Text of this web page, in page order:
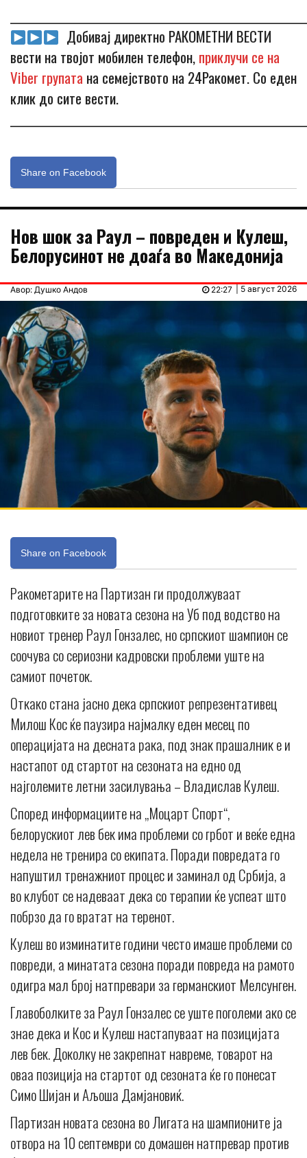
Добивај директно РАКОМЕТНИ ВЕСТИ
вести на твојот мобилен телефон,приклучи се на
Viber групата на семејството на 24Ракомет. Со еден
клик до сите вести.
Share on Facebook
Нов шок за Раул – повреден и Кулеш,
Белорусинот не доаѓа во Македонија
Авор: Душко Андов | 5 август 2026
22:27
Share on Facebook
Ракометарите на Партизан ги продолжуваат
подготовките за новата сезона на Уб под водство на
новиот тренер Раул Гонзалес, но српскиот шампион се
соочува со сериозни кадровски проблеми уште на
самиот почеток.
Откако стана јасно дека српскиот репрезентативец
Милош Кос ќе паузира најмалку еден месец по
операцијата на десната рака, под знак прашалник е и
настапот од стартот на сезоната на едно од
најголемите летни засилувања – Владислав Кулеш.
Според информациите на „Моцарт Спорт“,
белорускиот лев бек има проблеми со грбот и веќе една
недела не тренира со екипата. Поради повредата го
напуштил тренажниот процес и заминал од Србија, а
во клубот се надеваат дека со терапии ќе успеат што
побрзо да го вратат на теренот.
Кулеш во изминатите години често имаше проблеми со
повреди, а минатата сезона поради повреда на рамото
одигра мал број натпревари за германскиот Мелсунген.
Главоболките за Раул Гонзалес се уште поголеми ако се
знае дека и Кос и Кулеш настапуваат на позицијата
лев бек. Доколку не закрепнат навреме, товарот на
оваа позиција на стартот од сезоната ќе го понесат
Симо Шијан и Аљоша Дамјановиќ.
Партизан новата сезона во Лигата на шампионите ја
отвора на 10 септември со домашен натпревар против